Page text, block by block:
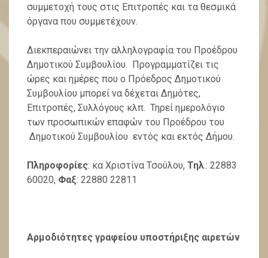
συμμετοχή τους στις Επιτροπές και τα θεσμικά
όργανα που συμμετέχουν.
Διεκπεραιώνει την αλληλογραφία του Προέδρου
Δημοτικού Συμβουλίου. Προγραμματίζει τις
ώρες και ημέρες που ο Πρόεδρος Δημοτικού
Συμβουλίου μπορεί να δέχεται Δημότες,
Επιτροπές, Συλλόγους κλπ. Τηρεί ημερολόγιο
των προσωπικών επαφών του Προέδρου του
Δημοτικού Συμβουλίου εντός και εκτός Δήμου.
Πληροφορίες: κα Χριστίνα Τσούλου, Τηλ.: 22883
60020, Φαξ: 22880 22811
Αρμοδιότητες γραφείου υποστήριξης αιρετών